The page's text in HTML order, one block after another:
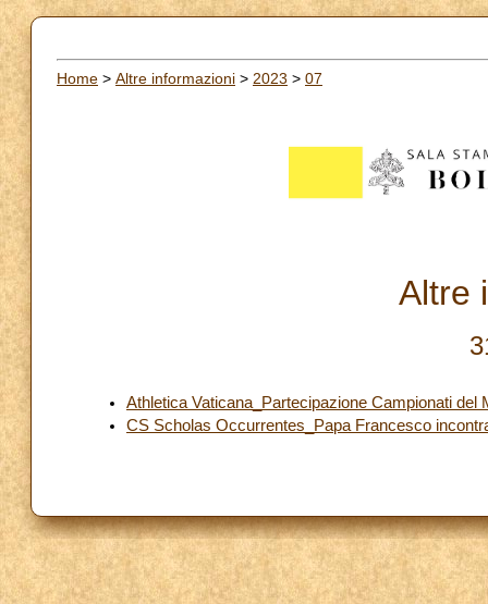
Home > Altre informazioni > 2023 > 07
Altre
Athletica Vaticana_Partecipazione Campionati
CS Scholas Occurrentes_Papa Francesco